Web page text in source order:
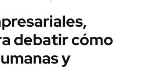
MUNDO
INFORMACIÓN GENERAL
ESPECTÁCULOS
debatir cómo
y